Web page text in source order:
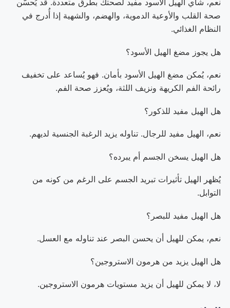
نعم، شاي الهيل الأسود مفيد لصحتك بطرق متعددة. قد يُحسّن
صحة القلب والأوعية الدموية، والهضم، والشهية إذا أُدرج في
النظام الغذائي.
هل يجوز مضغ الهيل الأسود؟
نعم، يُمكن مضغ الهيل الأسود بأمان. فهو يُساعد على تخفيف
رائحة الفم الكريهة ونزيف اللثة، ويُعزز صحة الفم.
هل الهيل مفيد للذكور؟
نعم، الهيل مفيد للرجال. تناوله يزيد الرغبة الجنسية لديهم.
هل الهيل يسخن الجسم أم يبرده؟
يُظهر الهيل تأثيرات تبريد الجسم على الرغم من كونه من
التوابل.
هل الهيل مفيد للبصر؟
نعم، يمكن للهيل أن يحسن البصر عند تناوله مع العسل.
هل الهيل يزيد من هرمون الاستروجين؟
لا، لا يمكن للهيل أن يزيد مستويات هرمون الاستروجين.